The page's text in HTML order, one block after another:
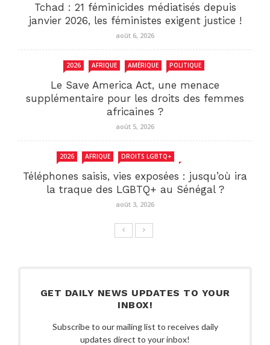
Tchad : 21 féminicides médiatisés depuis
janvier 2026, les féministes exigent justice !
août 6, 2026
2026 AFRIQUE AMÉRIQUE POLITIQUE
Le Save America Act, une menace
supplémentaire pour les droits des femmes
africaines ?
août 5, 2026
2026 AFRIQUE DROITS LGBTQ+
Téléphones saisis, vies exposées : jusqu’où ira
la traque des LGBTQ+ au Sénégal ?
août 3, 2026
GET DAILY NEWS UPDATES TO YOUR
INBOX!
Subscribe to our mailing list to receives daily
updates direct to your inbox!